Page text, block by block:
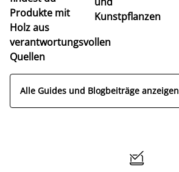
Produkte mit
Holz aus
verantwortungsvollen
Quellen
Kunstpflanzen
Alle Guides und Blogbeiträge anzeigen
